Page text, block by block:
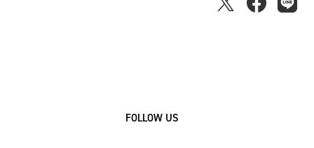
FOLLOW US